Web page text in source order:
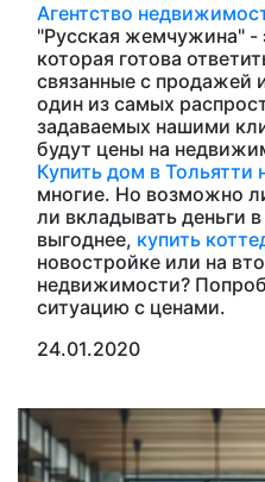
Агентство
"Русская жемчужина" -
которая готова
связанные с продажей
один из самых
задаваемых нашими
будут цены на
Купить дом в Тольятти
многие. Но возможно
ли вкладывать деньги
выгоднее, купить
новостройке или на
недвижимости?
ситуацию с ценами.
24.01.2020